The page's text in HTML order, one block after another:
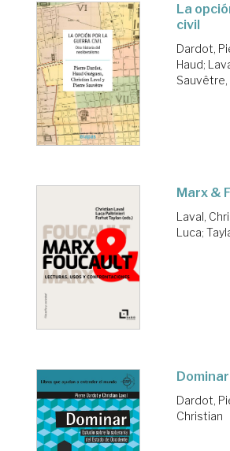
La
civil
Dardot,
Haud;
Sauvêtre,
Marx &
Laval,
Luca;
Dominar
Dardot,
Christian